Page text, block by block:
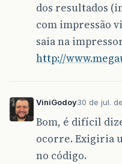
dos resultados
com impressão
saia na
http://
ViniGodoy30 de jul.
Bom, é difícil
ocorre. Exigiria
no código.